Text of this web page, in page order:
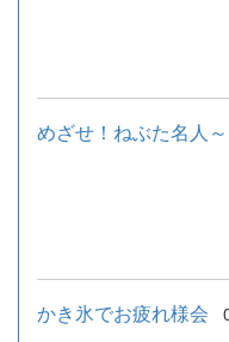
めざせ！ねぶた名人
かき氷でお疲れ様会